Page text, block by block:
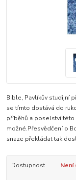
Bible, Pavlíkův studijní
se tímto dostává do
příběhů a poselství této
možné.Přesvědčení o
snaze překládat tak
Dostupnost Není